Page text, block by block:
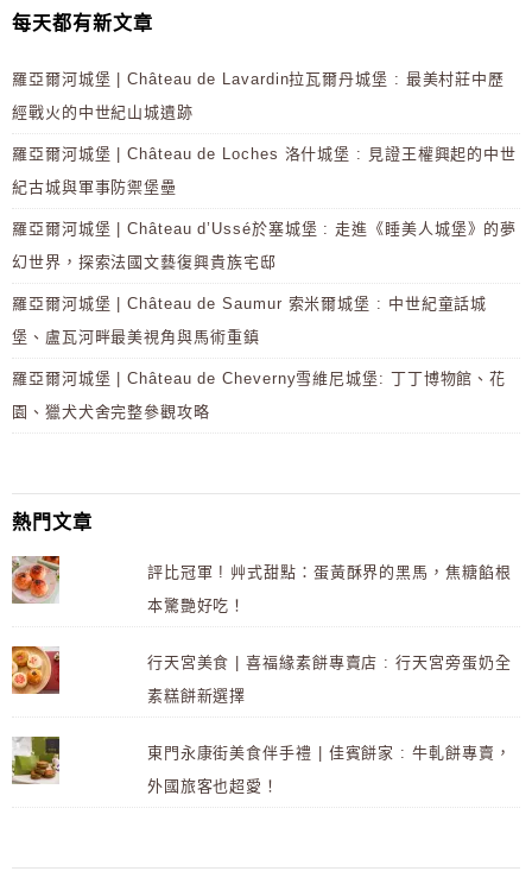
每天都有新文章
羅亞爾河城堡 | Château de Lavardin拉瓦爾丹城堡 : 最美村莊中歷
經戰火的中世紀山城遺跡
羅亞爾河城堡 | Château de Loches 洛什城堡 : 見證王權興起的中世
紀古城與軍事防禦堡壘
羅亞爾河城堡 | Château d’Ussé於塞城堡 : 走進《睡美人城堡》的夢
幻世界，探索法國文藝復興貴族宅邸
羅亞爾河城堡 | Château de Saumur 索米爾城堡 : 中世紀童話城
堡、盧瓦河畔最美視角與馬術重鎮
羅亞爾河城堡 | Château de Cheverny雪維尼城堡: 丁丁博物館、花
園、獵犬犬舍完整參觀攻略
熱門文章
評比冠軍 ! 艸式甜點：蛋黃酥界的黑馬，焦糖餡根
本驚艷好吃！
行天宮美食 | 喜福緣素餅專賣店 : 行天宮旁蛋奶全
素糕餅新選擇
東門永康街美食伴手禮 | 佳賓餅家 : 牛軋餅專賣，
外國旅客也超愛！